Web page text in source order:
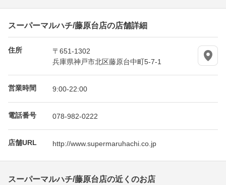
スーパーマルハチ/藤原台店の店舗詳細
住所
〒651-1302
兵庫県神戸市北区藤原台中町5-7-1
営業時間 9:00-22:00
電話番号 078-982-0222
店舗URL http://www.supermaruhachi.co.jp
スーパーマルハチ/藤原台店の近くのお店